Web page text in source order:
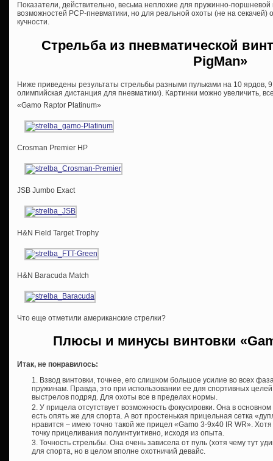
Показатели, действительно, весьма неплохие для пружинно-поршневой
возможностей PCP-пневматики, но для реальной охоты (не на секачей)
кучности.
Стрельба из пневматической
PigMan»
Ниже приведены результаты стрельбы разными пульками на 10 ярдов,
олимпийская дистанция для пневматики). Картинки можно увеличить,
«Gamo Raptor Platinum»
Crosman Premier HP
JSB Jumbo Exact
H&N Field Target Trophy
H&N Baracuda Match
Что еще отметили американские стрелки?
Плюсы и минусы винтовки
Итак, не понравилось:
Взвод винтовки, точнее, его слишком большое усилие во всех
пружинам. Правда, это при использовании ее для спортивных
выстрелов подряд. Для охоты все в пределах нормы.
У прицела отсутствует возможность фокусировки. Она в
есть опять же для спорта. А вот простенькая прицельная сетка
нравится – имею точно такой же прицел «Gamo 3-9х40 IR WR».
точку прицеливания полуинтуитивно, исходя из опыта.
Точность стрельбы. Она очень зависела от пуль (хотя чему тут
для спорта, но в целом вполне охотничий девайс.